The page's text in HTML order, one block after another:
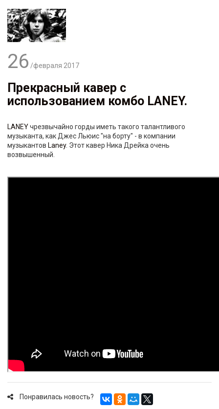
26 /февраля 2017
Прекрасный кавер с
использованием комбо LANEY.
LANEYчрезвычайно горды иметь такого талантливого
музыканта, как Джес Льюис "на борту" - в компании
музыкантов Laney. Этот кавер Ника Дрейка очень
возвышенный.
Понравилась новость?